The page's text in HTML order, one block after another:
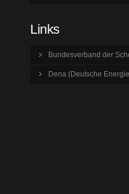
Links
Bundesverband der
Dena (Deutsche